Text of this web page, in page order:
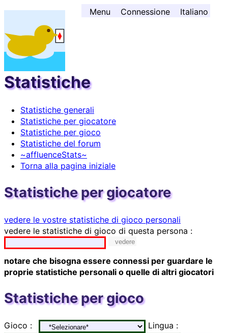
al contenuto ↓ Menu Connessione Italiano
Statistiche
Statistiche generali
Statistiche per giocatore
Statistiche per gioco
Statistiche del forum
~affluenceStats~
Torna alla pagina iniziale
Statistiche per giocatore
vedere le vostre statistiche di gioco personali
vedere le statistiche di gioco di questa persona :
vedere
notare che bisogna essere connessi per guardare le
proprie statistiche personali o quelle di altri giocatori
Statistiche per gioco
Gioco :
Lingua :